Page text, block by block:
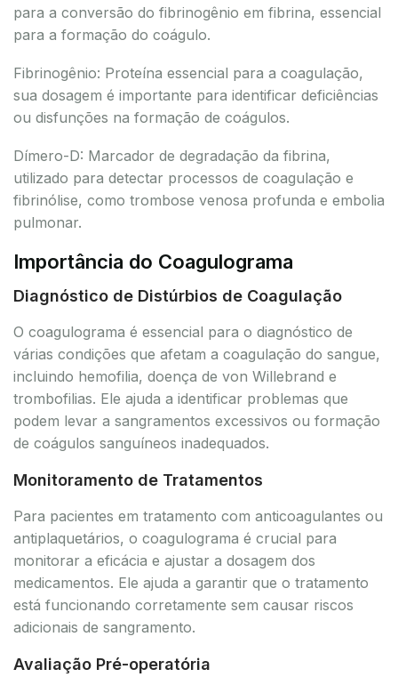
para a conversão do fibrinogênio em fibrina, essencial
para a formação do coágulo.
Fibrinogênio: Proteína essencial para a coagulação,
sua dosagem é importante para identificar deficiências
ou disfunções na formação de coágulos.
Dímero-D: Marcador de degradação da fibrina,
utilizado para detectar processos de coagulação e
fibrinólise, como trombose venosa profunda e embolia
pulmonar.
Importância do Coagulograma
Diagnóstico de Distúrbios de Coagulação
O coagulograma é essencial para o diagnóstico de
várias condições que afetam a coagulação do sangue,
incluindo hemofilia, doença de von Willebrand e
trombofilias. Ele ajuda a identificar problemas que
podem levar a sangramentos excessivos ou formação
de coágulos sanguíneos inadequados.
Monitoramento de Tratamentos
Para pacientes em tratamento com anticoagulantes ou
antiplaquetários, o coagulograma é crucial para
monitorar a eficácia e ajustar a dosagem dos
medicamentos. Ele ajuda a garantir que o tratamento
está funcionando corretamente sem causar riscos
adicionais de sangramento.
Avaliação Pré-operatória